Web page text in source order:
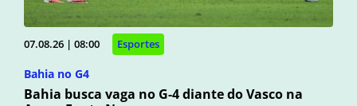
07.08.26 | 08:00 Esportes
Bahia no G4
Bahia busca vaga no G-4 diante do Vasco na